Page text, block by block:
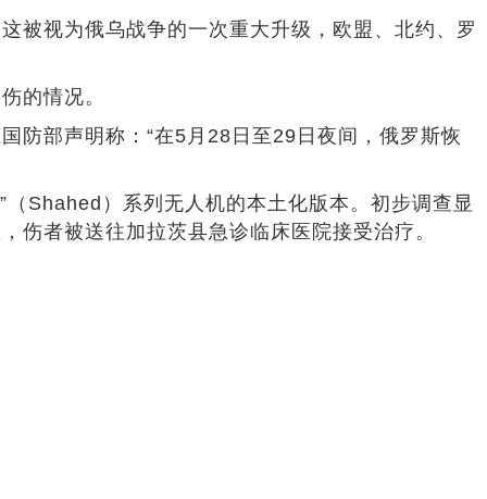
被视为俄乌战争的一次重大升级，欧盟、北约、罗
的情况。
防部声明称：“在5月28日至29日夜间，俄罗斯恢
Shahed）系列无人机的本土化版本。初步调查显
伤者被送往加拉茨县急诊临床医院接受治疗。